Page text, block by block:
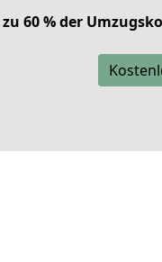
zu 60 % der